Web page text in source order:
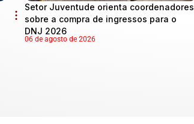
Setor Juventude orienta coordenadores
sobre a compra de ingressos para o
DNJ 2026
06 de agosto de 2026